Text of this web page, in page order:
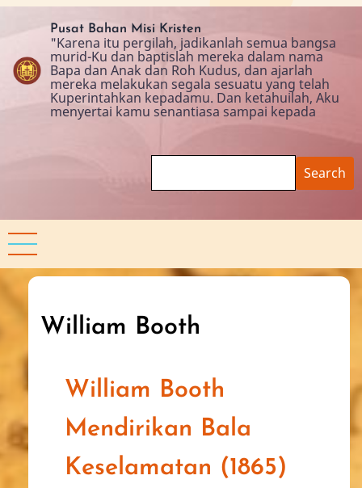
Skip
content
Pusat Bahan Misi Kristen
"Karena itu pergilah, jadikanlah semua bangsa
murid-Ku dan baptislah mereka dalam nama
Bapa dan Anak dan Roh Kudus, dan ajarlah
mereka melakukan segala sesuatu yang telah
Kuperintahkan kepadamu. Dan ketahuilah, Aku
menyertai kamu senantiasa sampai kepada
William Booth
William Booth
Mendirikan Bala
Keselamatan (1865)